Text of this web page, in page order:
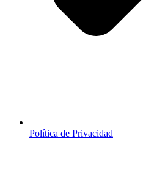
Política de Privacidad